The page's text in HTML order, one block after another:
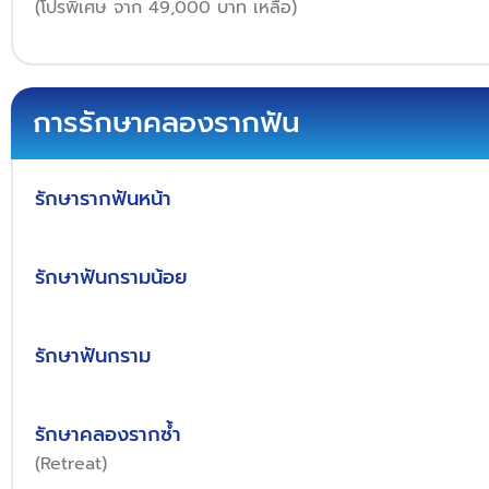
(โปรพิเศษ จาก 49,000 บาท เหลือ)
การรักษาคลองรากฟัน
รักษารากฟันหน้า
รักษาฟันกรามน้อย
รักษาฟันกราม
รักษาคลองรากซ้ำ
(Retreat)